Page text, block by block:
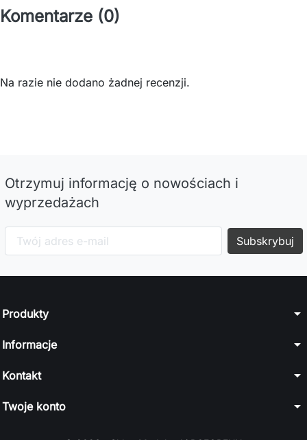
Komentarze (0)
Na razie nie dodano żadnej recenzji.
Otrzymuj informację o nowościach i
wyprzedażach
Produkty arrow_drop_down
Informacje arrow_drop_down
Kontakt arrow_drop_down
Twoje konto arrow_drop_down